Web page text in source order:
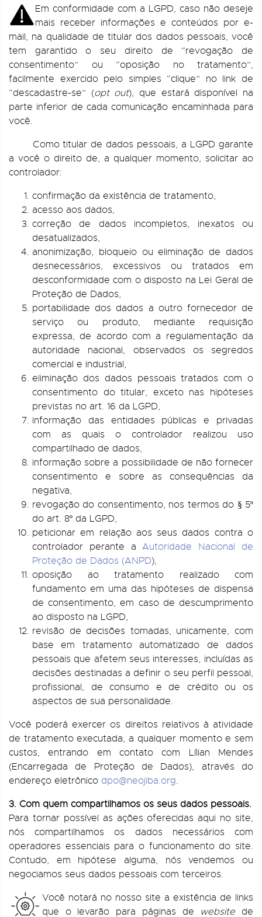
Em conformidade com a LGPD, caso não deseje
mais receber informações e conteúdos por e-
mail, na qualidade de titular dos dados pessoais, você
tem garantido o seu direito de “revogação de
consentimento” ou “oposição no tratamento”,
facilmente exercido pelo simples “clique” no link de
“descadastre-se” (opt out), que estará disponível na
parte inferior de cada comunicação encaminhada para
você.
Como titular de dados pessoais, a LGPD garante
a você o direito de, a qualquer momento, solicitar ao
controlador:
confirmação da existência de tratamento,
acesso aos dados,
correção de dados incompletos, inexatos ou
desatualizados,
anonimização, bloqueio ou eliminação de dados
desnecessários, excessivos ou tratados em
desconformidade com o disposto na Lei Geral de
Proteção de Dados,
portabilidade dos dados a outro fornecedor de
serviço ou produto, mediante requisição
expressa, de acordo com a regulamentação da
autoridade nacional, observados os segredos
comercial e industrial,
eliminação dos dados pessoais tratados com o
consentimento do titular, exceto nas hipóteses
previstas no art. 16 da LGPD,
informação das entidades públicas e privadas
com as quais o controlador realizou uso
compartilhado de dados,
informação sobre a possibilidade de não fornecer
consentimento e sobre as consequências da
negativa,
revogação do consentimento, nos termos do § 5º
do art. 8º da LGPD,
peticionar em relação aos seus dados contra o
controlador perante aAutoridade Nacional de
Proteção de Dados (ANPD),
oposição ao tratamento realizado com
fundamento em uma das hipóteses de dispensa
de consentimento, em caso de descumprimento
ao disposto na LGPD,
revisão de decisões tomadas, unicamente, com
base em tratamento automatizado de dados
pessoais que afetem seus interesses, incluídas as
decisões destinadas a definir o seu perfil pessoal,
profissional, de consumo e de crédito ou os
aspectos de sua personalidade.
Você poderá exercer os direitos relativos à atividade
de tratamento executada, a qualquer momento e sem
custos, entrando em contato com Lílian Mendes
(Encarregada de Proteção de Dados), através do
endereço eletrônico dpo@neojiba.org.
3. Com quem compartilhamos os seus dados pessoais.
Para tornar possível as ações oferecidas aqui no site,
nós compartilhamos os dados necessários com
operadores essenciais para o funcionamento do site.
Contudo, em hipótese alguma, nós vendemos ou
negociamos seus dados pessoais com terceiros.
Você notará no nosso site a existência de links
que o levarão para páginas de websitede